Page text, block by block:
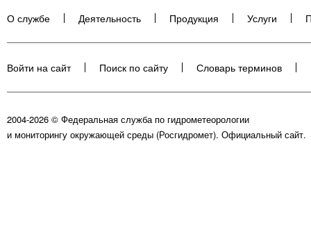
О службе Деятельность Продукция Услуги
Войти на сайт Поиск по сайту Словарь терминов
2004-2026 © Федеральная служба по гидрометеорологии
и мониторингу окружающей среды (Росгидромет). Официальный сайт.